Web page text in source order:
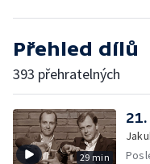
Přehled dílů
393 přehratelných
29 min